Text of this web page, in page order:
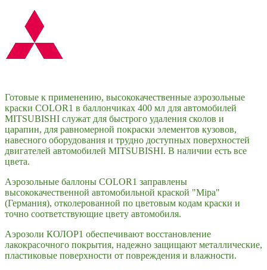
Готовые к применению, высококачественные аэрозольные
краски COLOR1 в баллончиках 400 мл для автомобилей
MITSUBISHI служат для быстрого удаления сколов и
царапин, для равномерной покраски элементов кузовов,
навесного оборудования и трудно доступных поверхностей
двигателей автомобилей MITSUBISHI. В наличии есть все
цвета.
Аэрозольные баллоны COLOR1 заправлены
высококачественной автомобильной краской "Mipa"
(Германия), отколерованной по цветовым кодам краски и
точно соответствующие цвету автомобиля.
Аэрозоли КОЛОР1 обеспечивают восстановление
лакокрасочного покрытия, надежно защищают металлические,
пластиковые поверхности от повреждения и влажности.